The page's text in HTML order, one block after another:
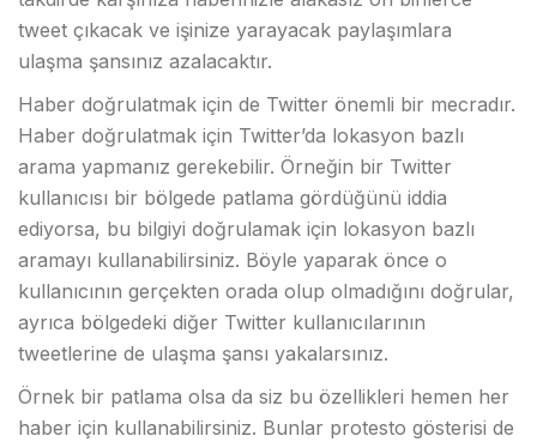
tweet çıkacak ve işinize yarayacak paylaşımlara
ulaşma şansınız azalacaktır.
Haber doğrulatmak için de Twitter önemli bir mecradır.
Haber doğrulatmak için Twitter’da lokasyon bazlı
arama yapmanız gerekebilir. Örneğin bir Twitter
kullanıcısı bir bölgede patlama gördüğünü iddia
ediyorsa, bu bilgiyi doğrulamak için lokasyon bazlı
aramayı kullanabilirsiniz. Böyle yaparak önce o
kullanıcının gerçekten orada olup olmadığını doğrular,
ayrıca bölgedeki diğer Twitter kullanıcılarının
tweetlerine de ulaşma şansı yakalarsınız.
Örnek bir patlama olsa da siz bu özellikleri hemen her
haber için kullanabilirsiniz. Bunlar protesto gösterisi de